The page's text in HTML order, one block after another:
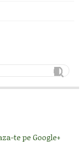
te pe Google+